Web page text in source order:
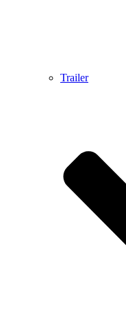
Trailer